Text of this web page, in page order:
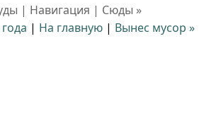
| Навигация | Сюды »
| На главную| Вынес мусор »